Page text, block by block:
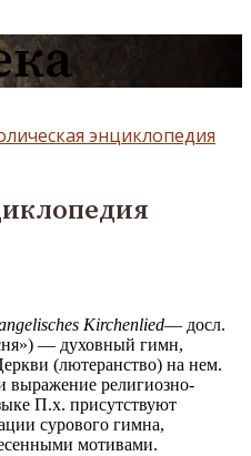
энциклопедия
Kirchenlied— досл.
— духовный гимн,
(лютеранство) на нем.
выражение религиозно-
П.х. присутствуют
сурового гимна,
мотивами.